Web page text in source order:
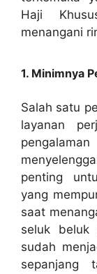
Haji
menangani
1. Minimnya
Salah satu
layanan
penting
yang
saat
seluk beluk
sudah
sepanjang